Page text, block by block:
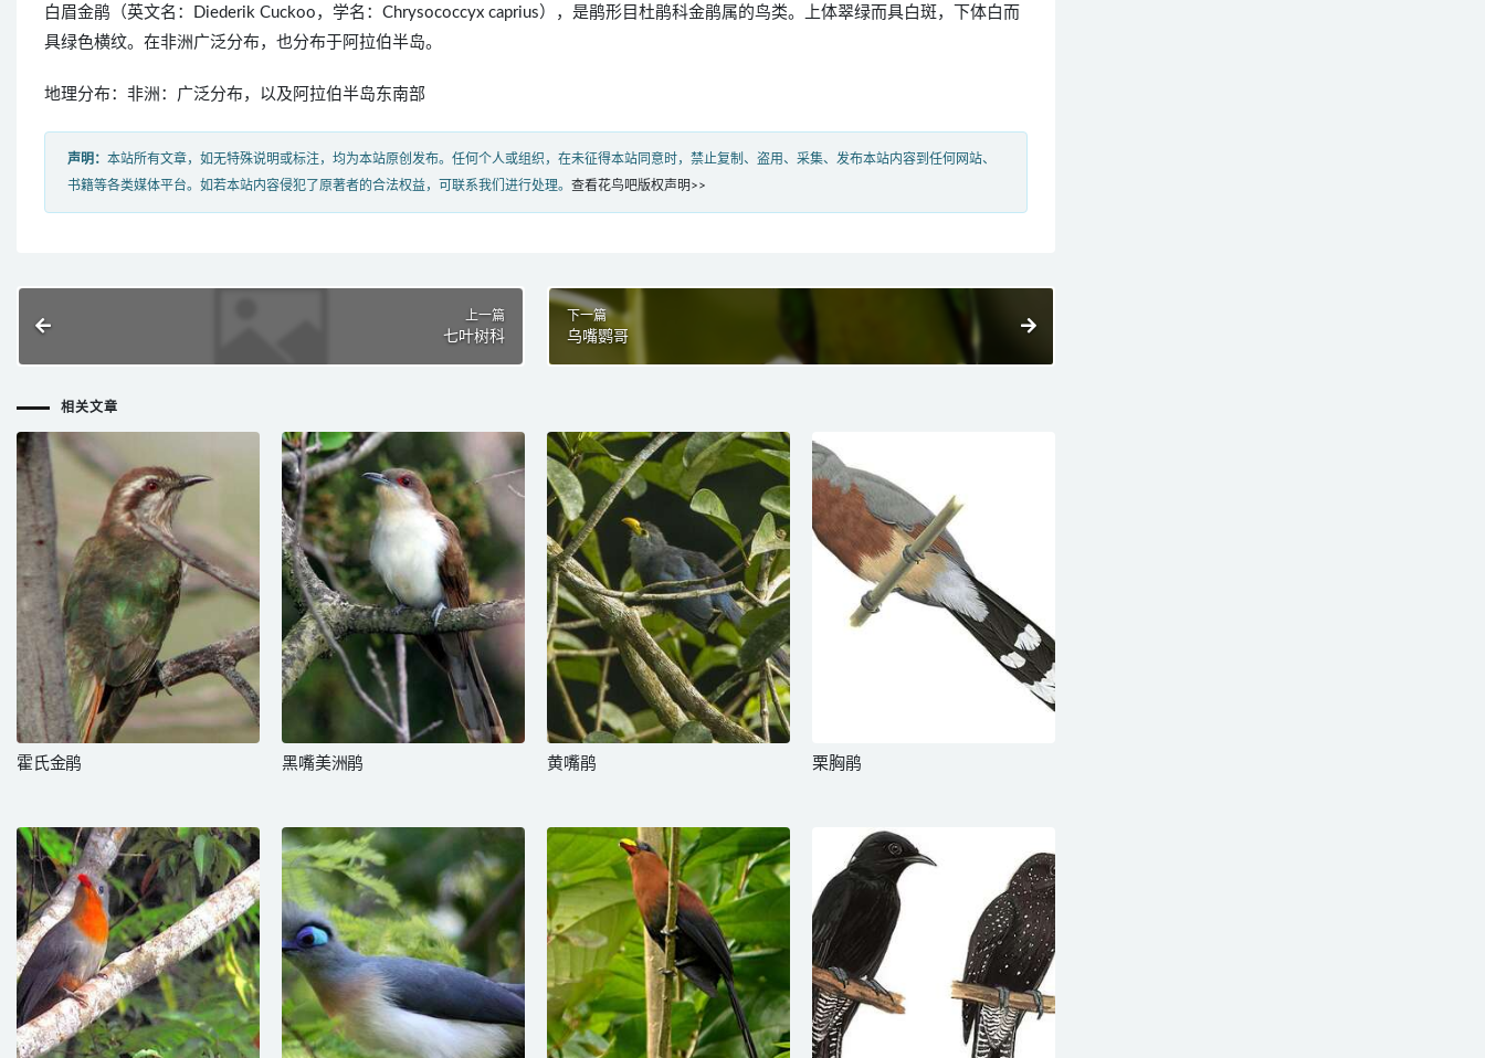
白眉金鹃（英文名：Diederik Cuckoo，学名：Chrysococcyx caprius），是鹃形目杜鹃科金鹃属的鸟类。上体翠绿而具白斑，下体白而
具绿色横纹。在非洲广泛分布，也分布于阿拉伯半岛。
地理分布：非洲：广泛分布，以及阿拉伯半岛东南部
声明： 本站所有文章，如无特殊说明或标注，均为本站原创发布。任何个人或组织，在未征得本站同意时，禁止复制、盗用、采集、发布本站内容到任何网站、
书籍等各类媒体平台。如若本站内容侵犯了原著者的合法权益，可联系我们进行处理。 查看花鸟吧版权声明>>
上一篇
七叶树科
下一篇
乌嘴鹦哥
相关文章
霍氏金鹃 黑嘴美洲鹃 黄嘴鹃 栗胸鹃